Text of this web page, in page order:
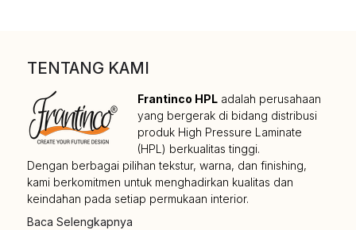
TENTANG KAMI
Frantinco HPL adalah perusahaan
yang bergerak di bidang distribusi
produk High Pressure Laminate
(HPL) berkualitas tinggi.
Dengan berbagai pilihan tekstur, warna, dan finishing,
kami berkomitmen untuk menghadirkan kualitas dan
keindahan pada setiap permukaan interior.
Baca Selengkapnya